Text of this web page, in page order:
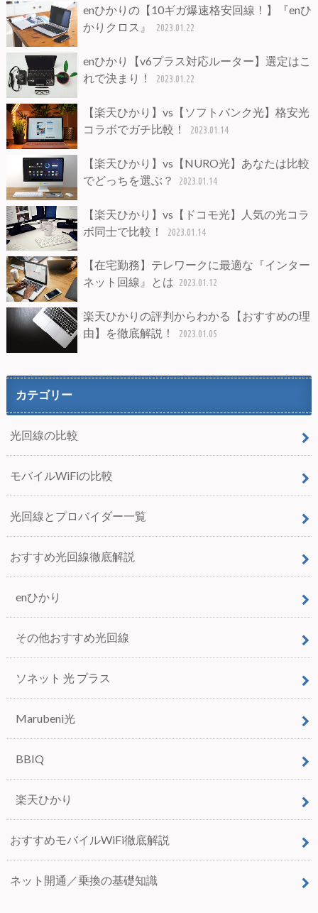
enひかりの【10ギガ爆速格安回線！】『enひ
かりクロス』
2023.01.22
enひかり【v6プラス対応ルーター】選定はこ
れで決まり！
2023.01.22
【楽天ひかり】vs【ソフトバンク光】格安光
コラボでガチ比較！
2023.01.14
【楽天ひかり】vs【NURO光】あなたは比較
でどっちを選ぶ？
2023.01.14
【楽天ひかり】vs【ドコモ光】人気の光コラ
ボ同士で比較！
2023.01.14
【在宅勤務】テレワークに最適な『インター
ネット回線』とは 2023.01.12
楽天ひかりの評判からわかる【おすすめの理
由】を徹底解説！
2023.01.05
カテゴリー
光回線の比較
モバイルWiFiの比較
光回線とプロバイダー一覧
おすすめ光回線徹底解説
enひかり
その他おすすめ光回線
ソネット 光 プラス
Marubeni光
BBIQ
楽天ひかり
おすすめモバイルWiFi徹底解説
ネット開通／乗換の基礎知識